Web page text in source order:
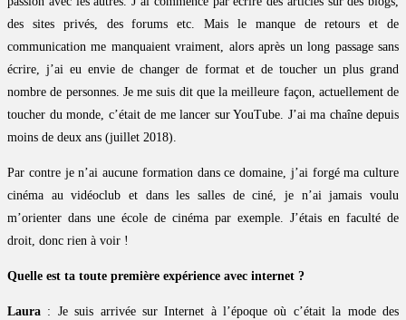
des sites privés, des forums etc. Mais le manque de retours et de
communication me manquaient vraiment, alors après un long passage sans
écrire, j’ai eu envie de changer de format et de toucher un plus grand
nombre de personnes. Je me suis dit que la meilleure façon, actuellement de
toucher du monde, c’était de me lancer sur YouTube. J’ai ma chaîne depuis
moins de deux ans (juillet 2018).
Par contre je n’ai aucune formation dans ce domaine, j’ai forgé ma culture
cinéma au vidéoclub et dans les salles de ciné, je n’ai jamais voulu
m’orienter dans une école de cinéma par exemple. J’étais en faculté de
droit, donc rien à voir !
Quelle est ta toute première expérience avec internet ?
Laura : Je suis arrivée sur Internet à l’époque où c’était la mode des